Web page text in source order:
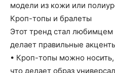
модели из кожи или
Кроп-топы и бралеты
Этот тренд стал любимцем
делает правильные
• Кроп-топы можно
что делает образ